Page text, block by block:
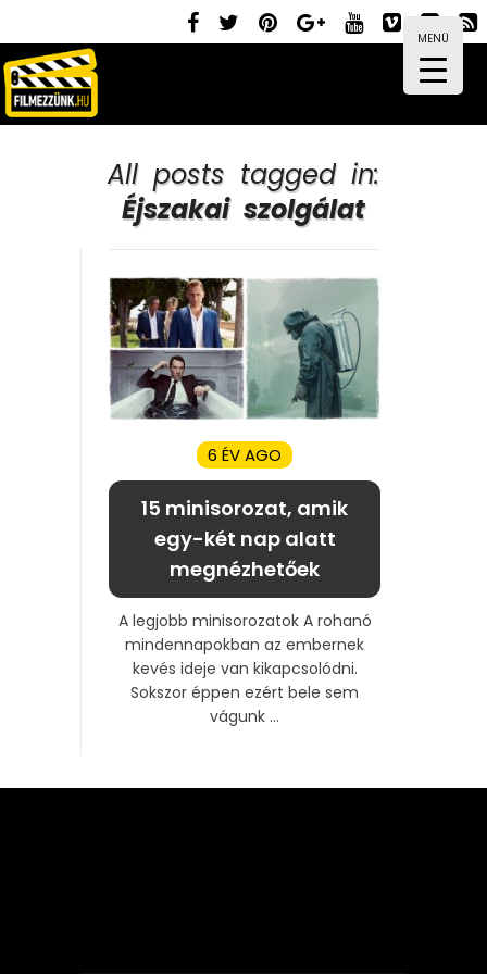
MENÜ
All posts tagged in:
Éjszakai szolgálat
6 ÉV AGO
15 minisorozat, amik
egy-két nap alatt
megnézhetőek
A legjobb minisorozatok A rohanó
mindennapokban az embernek
kevés ideje van kikapcsolódni.
Sokszor éppen ezért bele sem
vágunk ...